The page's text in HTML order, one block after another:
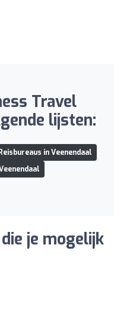
Travel
lijsten:
Reisbureaus in Veenendaal
je mogelijk